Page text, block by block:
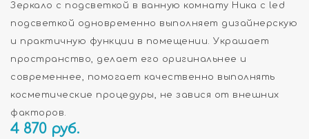
Зеркало с подсветкой в ванную комнату Ника с led
подсветкой одновременно выполняет дизайнерскую
и практичную функции в помещении. Украшает
пространство, делает его оригинальнее и
современнее, помогает качественно выполнять
косметические процедуры, не завися от внешних
факторов.
4 870 руб.